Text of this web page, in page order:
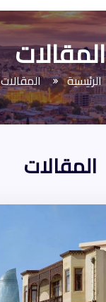
المقالات
الرئيسية المقالات
المقالات